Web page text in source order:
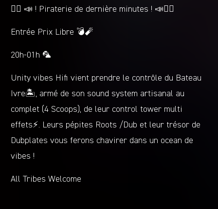
🏴‍☠️ 📣 ! Piraterie de dernière minutes ! 📣🏴‍☠️
Entrée Prix Libre 💣🧨
20h-01h 🦜
Unity vibes Hifi vient prendre le contrôle du Bateau
Ivre🏝, armé de son sound system artisanal au
complet (4 Scoops), de leur control tower multi
effets⚡️. Leurs pépites Roots /Dub et leur trésor de
Dubplates vous ferons chavirer dans un ocean de
vibes !
All Tribes Welcome